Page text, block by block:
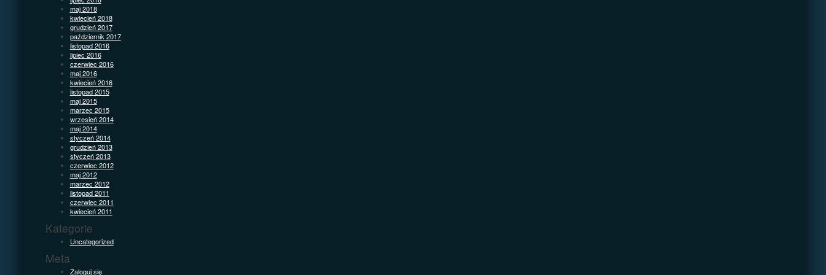
maj 2018
kwiecień 2018
grudzień 2017
październik 2017
listopad 2016
lipiec 2016
czerwiec 2016
maj 2016
kwiecień 2016
listopad 2015
maj 2015
marzec 2015
wrzesień 2014
maj 2014
styczeń 2014
grudzień 2013
styczeń 2013
czerwiec 2012
maj 2012
marzec 2012
listopad 2011
czerwiec 2011
kwiecień 2011
Kategorie
Uncategorized
Meta
Zaloguj się